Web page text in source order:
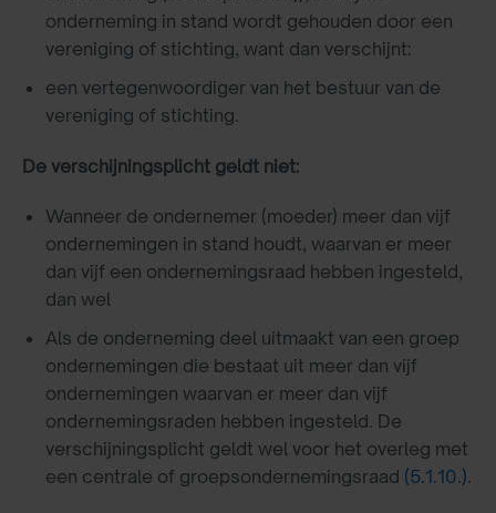
onderneming in stand wordt gehouden door een
vereniging of stichting, want dan verschijnt:
een vertegenwoordiger van het bestuur van de
vereniging of stichting.
De verschijningsplicht geldt niet:
Wanneer de ondernemer (moeder) meer dan vijf
ondernemingen in stand houdt, waarvan er meer
dan vijf een ondernemingsraad hebben ingesteld,
dan wel
Als de onderneming deel uitmaakt van een groep
ondernemingen die bestaat uit meer dan vijf
ondernemingen waarvan er meer dan vijf
ondernemingsraden hebben ingesteld. De
verschijningsplicht geldt wel voor het overleg met
een centrale of groepsondernemingsraad (5.1.10.).